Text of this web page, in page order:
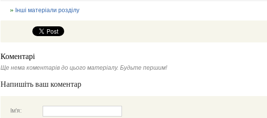
Інші матеріали розділу
Коментарі
Ще нема коментарів до цього матеріалу. Будьте першим!
Напишіть ваш коментар
Ім'я: